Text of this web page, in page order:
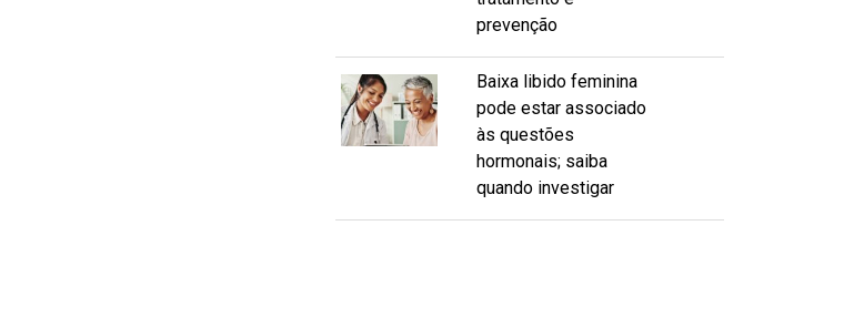
prevenção
Baixa libido feminina
pode estar associado
às questões
hormonais; saiba
quando investigar